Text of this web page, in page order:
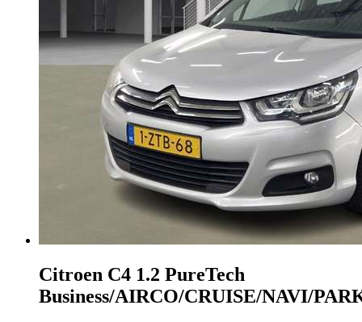
Citroen C4 1.2 PureTech
Business/AIRCO/CRUISE/NAVI/